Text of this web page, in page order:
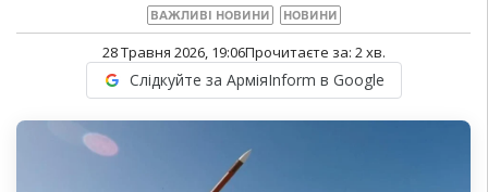
ВАЖЛИВІ НОВИНИ НОВИНИ
28 Травня 2026, 19:06Прочитаєте за: 2хв.
Слідкуйте за АрміяInform в Google